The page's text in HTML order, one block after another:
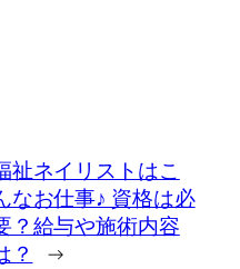
祉ネイリストはこ
なお仕事♪ 資格は必
？給与や施術内容
？
→